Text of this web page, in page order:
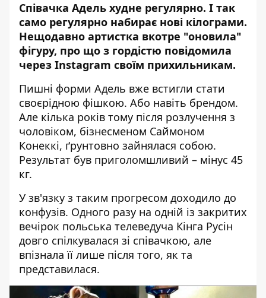
Співачка Адель худне регулярно. І так
само регулярно набирає нові кілограми.
Нещодавно артистка вкотре "оновила"
фігуру, про що з гордістю повідомила
через Instagram своїм прихильникам.
Пишні форми Адель вже встигли стати
своєрідною фішкою. Або навіть брендом.
Але кілька років тому після розлучення з
чоловіком, бізнесменом Саймоном
Конеккі, ґрунтовно зайнялася собою.
Результат був приголомшливий – мінус 45
кг.
У зв'язку з таким прогресом доходило до
конфузів. Одного разу на одній із закритих
вечірок польська телеведуча Кінга Русін
довго спілкувалася зі співачкою, але
впізнала її лише після того, як та
представилася.